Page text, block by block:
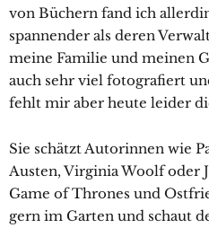
von Büchern fand ich
spannender als deren
meine Familie und meinen
auch sehr viel fotografiert
fehlt mir aber heute leider
Sie schätzt Autorinnen wie
Austen, Virginia Woolf oder
Game of Thrones und
gern im Garten und schaut